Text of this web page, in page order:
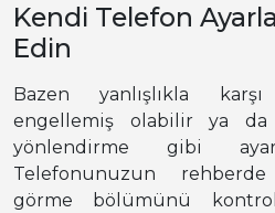
Kendi Telefon
Edin
Bazen yanlışlıkla karşı
engellemiş olabilir ya da
yönlendirme gibi
Telefonunuzun
görme bölümünü